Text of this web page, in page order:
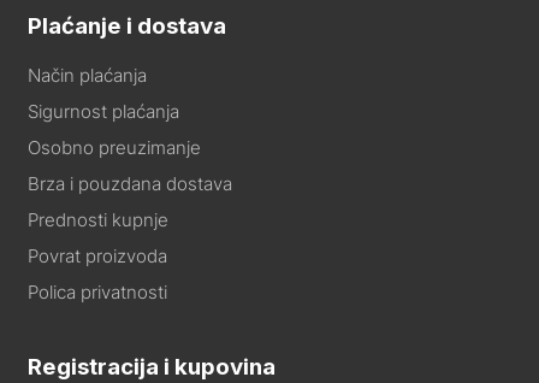
Plaćanje i dostava
Način plaćanja
Sigurnost plaćanja
Osobno preuzimanje
Brza i pouzdana dostava
Prednosti kupnje
Povrat proizvoda
Polica privatnosti
Registracija i kupovina